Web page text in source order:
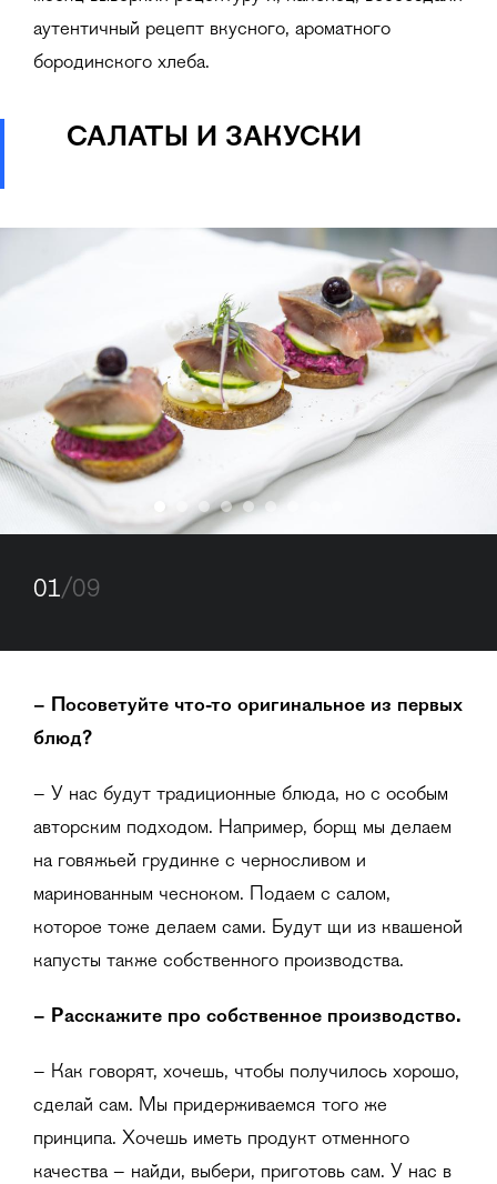
аутентичный рецепт вкусного, ароматного
бородинского хлеба.
САЛАТЫ И ЗАКУСКИ
01/09
– Посоветуйте что-то оригинальное из первых
блюд?
– У нас будут традиционные блюда, но с особым
авторским подходом. Например, борщ мы делаем
на говяжьей грудинке с черносливом и
маринованным чесноком. Подаем с салом,
которое тоже делаем сами. Будут щи из квашеной
капусты также собственного производства.
– Расскажите про собственное производство.
– Как говорят, хочешь, чтобы получилось хорошо,
сделай сам. Мы придерживаемся того же
принципа. Хочешь иметь продукт отменного
качества – найди, выбери, приготовь сам. У нас в